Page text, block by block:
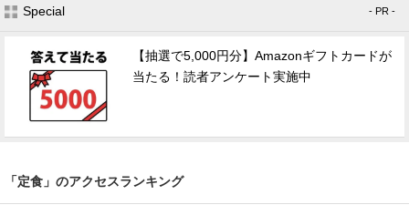
Special - PR -
【抽選で5,000円分】Amazonギフトカードが
当たる！読者アンケート実施中
「定食」のアクセスランキング